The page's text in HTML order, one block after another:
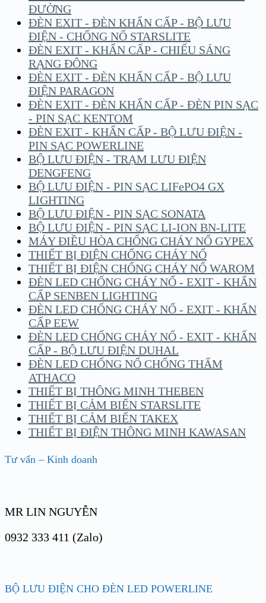
ĐƯỜNG
ĐÈN EXIT - ĐÈN KHẨN CẤP - BỘ LƯU
ĐIỆN - CHỐNG NỔ STARSLITE
ĐÈN EXIT - KHẨN CẤP - CHIẾU SÁNG
RẠNG ĐÔNG
ĐÈN EXIT - ĐÈN KHẨN CẤP - BỘ LƯU
ĐIỆN PARAGON
ĐÈN EXIT - ĐÈN KHẨN CẤP - ĐÈN PIN SẠC
- PIN SẠC KENTOM
ĐÈN EXIT - KHẨN CẤP - BỘ LƯU ĐIỆN -
PIN SẠC POWERLINE
BỘ LƯU ĐIỆN - TRẠM LƯU ĐIỆN
DENGFENG
BỘ LƯU ĐIỆN - PIN SẠC LIFePO4 GX
LIGHTING
BỘ LƯU ĐIỆN - PIN SẠC SONATA
BỘ LƯU ĐIỆN - PIN SẠC LI-ION BN-LITE
MÁY ĐIỀU HÒA CHỐNG CHÁY NỔ GYPEX
THIẾT BỊ ĐIỆN CHỐNG CHÁY NỔ
THIẾT BỊ ĐIỆN CHỐNG CHÁY NỔ WAROM
ĐÈN LED CHỐNG CHÁY NỔ - EXIT - KHẨN
CẤP SENBEN LIGHTING
ĐÈN LED CHỐNG CHÁY NỔ - EXIT - KHẨN
CẤP EEW
ĐÈN LED CHỐNG CHÁY NỔ - EXIT - KHẨN
CẤP - BỘ LƯU ĐIỆN DUHAL
ĐÈN LED CHỐNG NỔ CHỐNG THẤM
ATHACO
THIẾT BỊ THÔNG MINH THEBEN
THIẾT BỊ CẢM BIẾN STARSLITE
THIẾT BỊ CẢM BIẾN TAKEX
THIẾT BỊ ĐIỆN THÔNG MINH KAWASAN
Tư vấn – Kinh doanh
MR LIN NGUYỄN
0932 333 411 (Zalo)
BỘ LƯU ĐIỆN CHO ĐÈN LED POWERLINE